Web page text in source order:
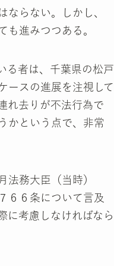
ならない。しかし、
も進みつつある。
る者は、千葉県の松戸
ースの進展を注視して
れ去りが不法行為で
かという点で、非常
法務大臣（当時）
６６条について言及
に考慮しなければなら